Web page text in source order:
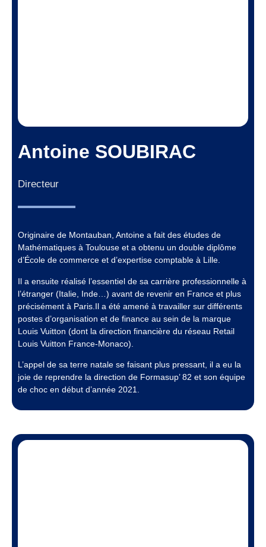
Antoine SOUBIRAC
Directeur
Originaire de Montauban, Antoine a fait des études de
Mathématiques à Toulouse et a obtenu un double diplôme
d’École de commerce et d’expertise comptable à Lille.
Il a ensuite réalisé l’essentiel de sa carrière professionnelle à
l’étranger (Italie, Inde…) avant de revenir en France et plus
précisément à Paris.Il a été amené à travailler sur différents
postes d’organisation et de finance au sein de la marque
Louis Vuitton (dont la direction financière du réseau Retail
Louis Vuitton France-Monaco).
L’appel de sa terre natale se faisant plus pressant, il a eu la
joie de reprendre la direction de Formasup’ 82 et son équipe
de choc en début d’année 2021.